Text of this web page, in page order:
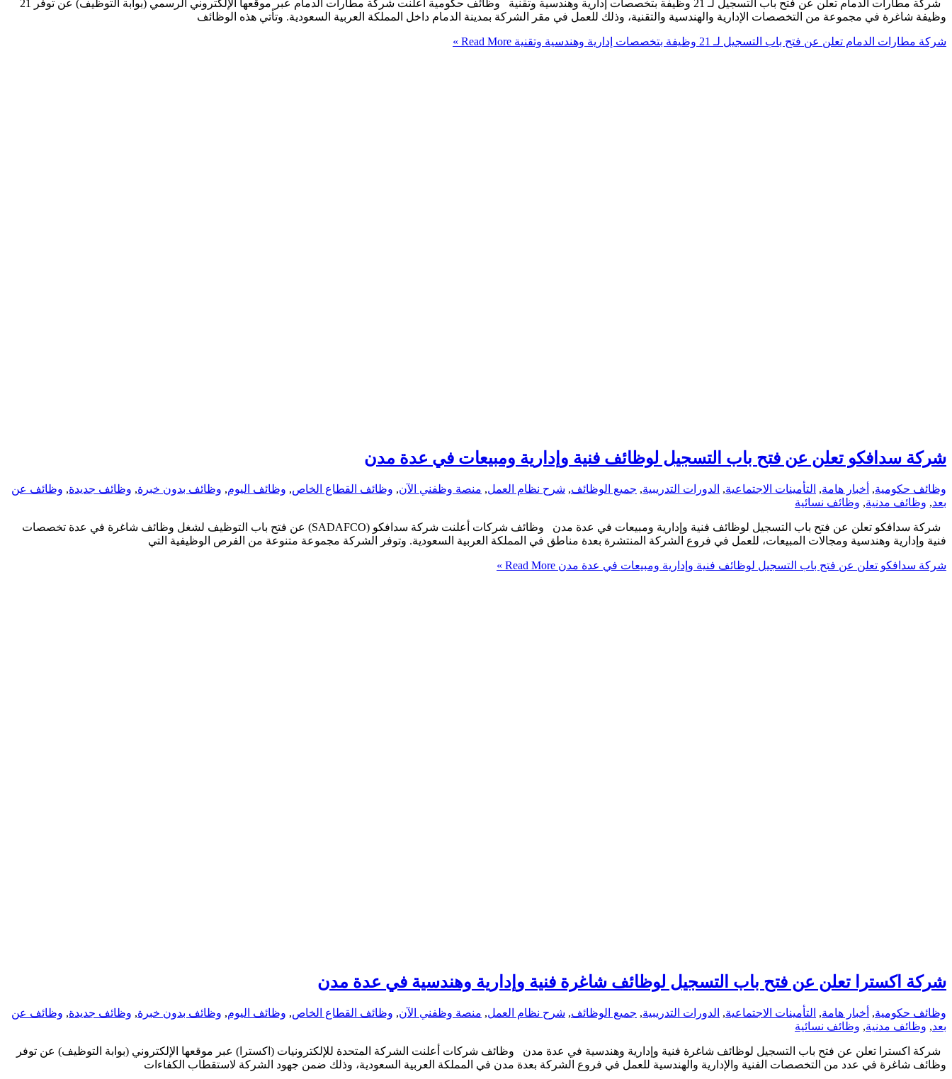
شركة مطارات الدمام تعلن عن فتح باب التسجيل لـ 21 وظيفة بتخصصات إدارية وهندسية وتقنية وظائف حكومية أعلنت شركة مطارات الدمام عبر موقعها الإلكتروني الرسمي (بوابة التوظيف) عن توفر 21
وظيفة شاغرة في مجموعة من التخصصات الإدارية والهندسية والتقنية، وذلك للعمل في مقر الشركة بمدينة الدمام داخل المملكة العربية السعودية. وتأتي هذه الوظائف
شركة مطارات الدمام تعلن عن فتح باب التسجيل لـ 21 وظيفة بتخصصات إدارية وهندسية وتقنية
شركة سدافكو تعلن عن فتح باب التسجيل لوظائف فنية وإدارية ومبيعات في عدة مدن
وظائف حكومية, أخبار هامة, التأمينات الاجتماعية, الدورات التدريبية, جميع الوظائف, شرح نظام العمل, منصة وظفني الآن, وظائف القطاع الخاص, وظائف اليوم, وظائف بدون خبرة, وظائف جديدة, وظائف عن
بعد, وظائف مدنية, وظائف نسائية
شركة سدافكو تعلن عن فتح باب التسجيل لوظائف فنية وإدارية ومبيعات في عدة مدن وظائف شركات أعلنت شركة سدافكو (SADAFCO) عن فتح باب التوظيف لشغل وظائف شاغرة في عدة تخصصات
فنية وإدارية وهندسية ومجالات المبيعات، للعمل في فروع الشركة المنتشرة بعدة مناطق في المملكة العربية السعودية. وتوفر الشركة مجموعة متنوعة من الفرص الوظيفية التي
شركة سدافكو تعلن عن فتح باب التسجيل لوظائف فنية وإدارية ومبيعات في عدة مدن
شركة اكسترا تعلن عن فتح باب التسجيل لوظائف شاغرة فنية وإدارية وهندسية في عدة مدن
وظائف حكومية, أخبار هامة, التأمينات الاجتماعية, الدورات التدريبية, جميع الوظائف, شرح نظام العمل, منصة وظفني الآن, وظائف القطاع الخاص, وظائف اليوم, وظائف بدون خبرة, وظائف جديدة, وظائف عن
بعد, وظائف مدنية, وظائف نسائية
شركة اكسترا تعلن عن فتح باب التسجيل لوظائف شاغرة فنية وإدارية وهندسية في عدة مدن وظائف شركات أعلنت الشركة المتحدة للإلكترونيات (اكسترا) عبر موقعها الإلكتروني (بوابة التوظيف) عن توفر
وظائف شاغرة في عدد من التخصصات الفنية والإدارية والهندسية للعمل في فروع الشركة بعدة مدن في المملكة العربية السعودية، وذلك ضمن جهود الشركة لاستقطاب الكفاءات